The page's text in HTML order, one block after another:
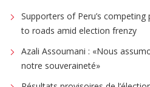
Supporters of Peru’s
to roads amid election frenzy
Azali Assoumani : «Nous
notre souveraineté»